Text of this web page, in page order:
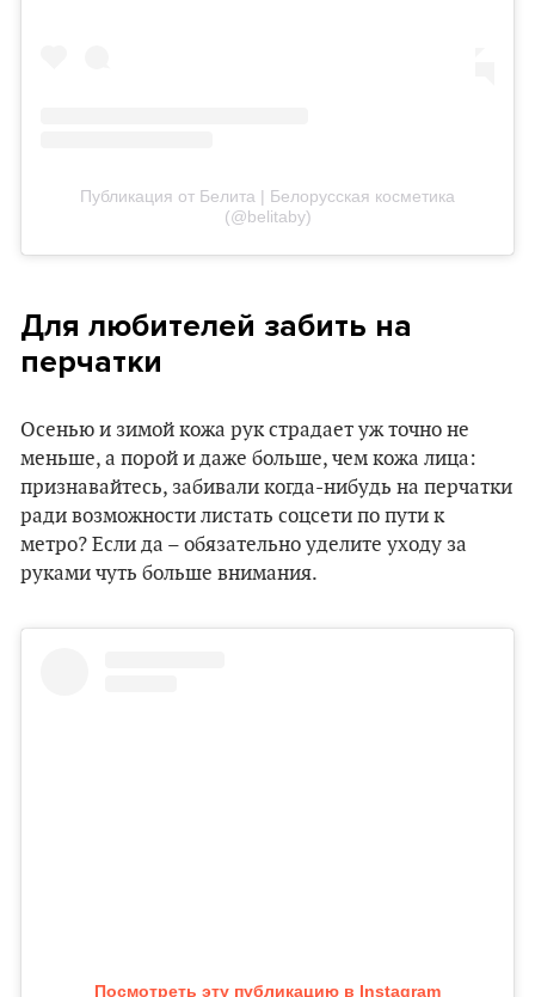
Публикация от Белита | Белорусская косметика
(@belitaby)
Для любителей забить на
перчатки
Осенью и зимой кожа рук страдает уж точно не
меньше, а порой и даже больше, чем кожа лица:
признавайтесь, забивали когда-нибудь на перчатки
ради возможности листать соцсети по пути к
метро? Если да – обязательно уделите уходу за
руками чуть больше внимания.
Посмотреть эту публикацию в Instagram